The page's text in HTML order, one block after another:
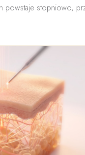
powstaje stopniowo,